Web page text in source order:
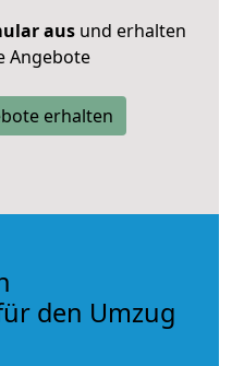
ausund erhalten
Angebote
erhalten
den Umzug